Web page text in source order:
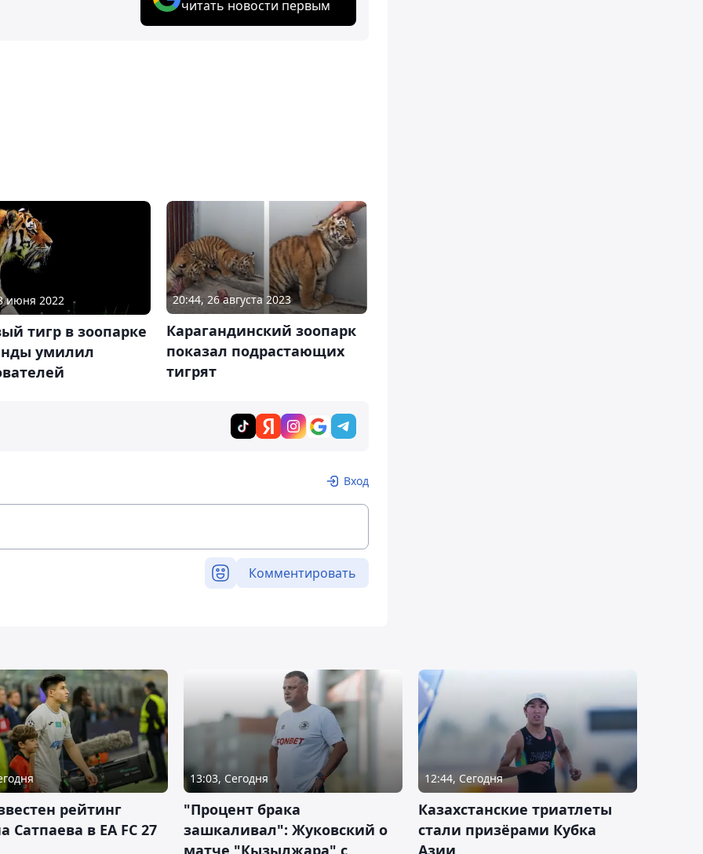
читать новости первым
июня 2022
тигр в зоопарке
умилил
20:44, 26 августа 2023
Карагандинский зоопарк
показал подрастающих
тигрят
Вход
Комментировать
рейтинг
Сатпаева в EA FC 27
13:03, Сегодня
"Процент брака
зашкаливал": Жуковский о
матче "Кызылжара" с
12:44, Сегодня
Казахстанские триатлеты
стали призёрами Кубка
Азии